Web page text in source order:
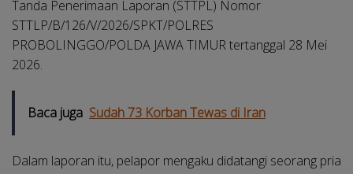
Tanda Penerimaan Laporan (STTPL) Nomor
STTLP/B/126/V/2026/SPKT/POLRES
PROBOLINGGO/POLDA JAWA TIMUR tertanggal 28 Mei
2026.
Baca juga Sudah 73 Korban Tewas di Iran
Dalam laporan itu, pelapor mengaku didatangi seorang pria